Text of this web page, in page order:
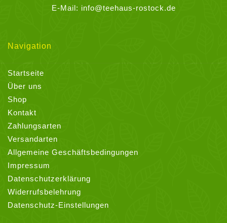
E-Mail: info@teehaus-rostock.de
Navigation
Startseite
Über uns
Shop
Kontakt
Zahlungsarten
Versandarten
Allgemeine Geschäftsbedingungen
Impressum
Datenschutzerklärung
Widerrufsbelehrung
Datenschutz-Einstellungen